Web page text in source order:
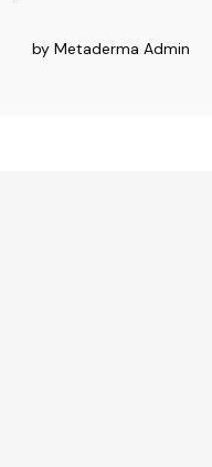
by Metaderma Admin